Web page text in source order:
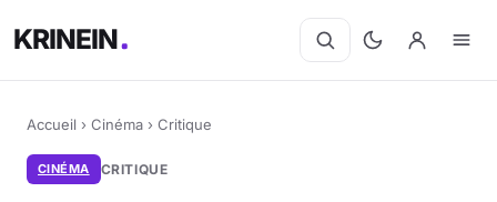
KRINEIN
Accueil › Cinéma › Critique
CINÉMA CRITIQUE